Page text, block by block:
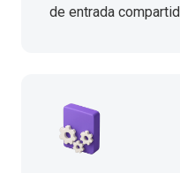
de entrada